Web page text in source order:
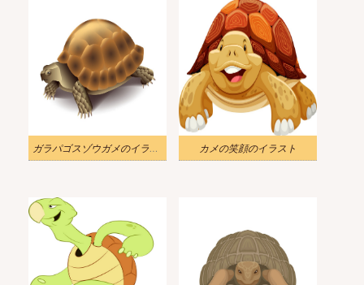
ガラパゴスゾウガメのイラスト カメの笑顔のイラスト